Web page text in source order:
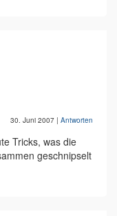
30. Juni 2007 | Antworten
Tricks, was die
geschnipselt